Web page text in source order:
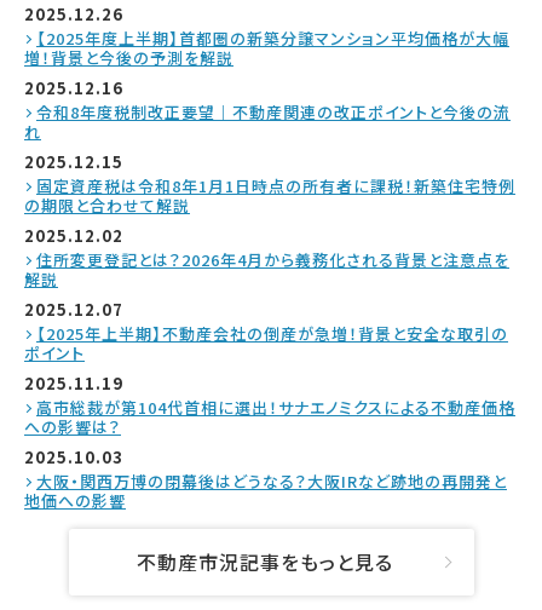
2025.12.26
【2025年度上半期】首都圏の新築分譲マンション平均価格が大幅
増！背景と今後の予測を解説
2025.12.16
令和8年度税制改正要望｜不動産関連の改正ポイントと今後の流
れ
2025.12.15
固定資産税は令和8年1月1日時点の所有者に課税！新築住宅特例
の期限と合わせて解説
2025.12.02
住所変更登記とは？2026年4月から義務化される背景と注意点を
解説
2025.12.07
【2025年上半期】不動産会社の倒産が急増！背景と安全な取引の
ポイント
2025.11.19
高市総裁が第104代首相に選出！サナエノミクスによる不動産価格
への影響は？
2025.10.03
大阪・関西万博の閉幕後はどうなる？大阪IRなど跡地の再開発と
地価への影響
不動産市況記事をもっと見る